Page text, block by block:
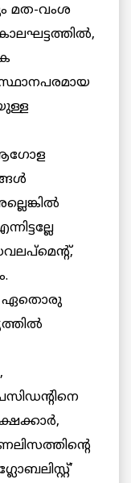
മത-വംശ
ആഗോള
ഏതൊരു